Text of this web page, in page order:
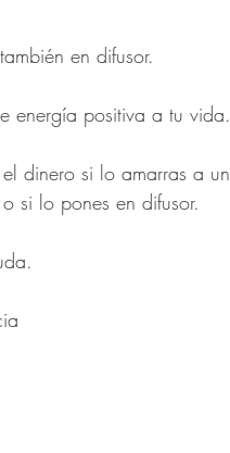
en difusor.
energía positiva a tu vida.
dinero si lo amarras a un
si lo pones en difusor.